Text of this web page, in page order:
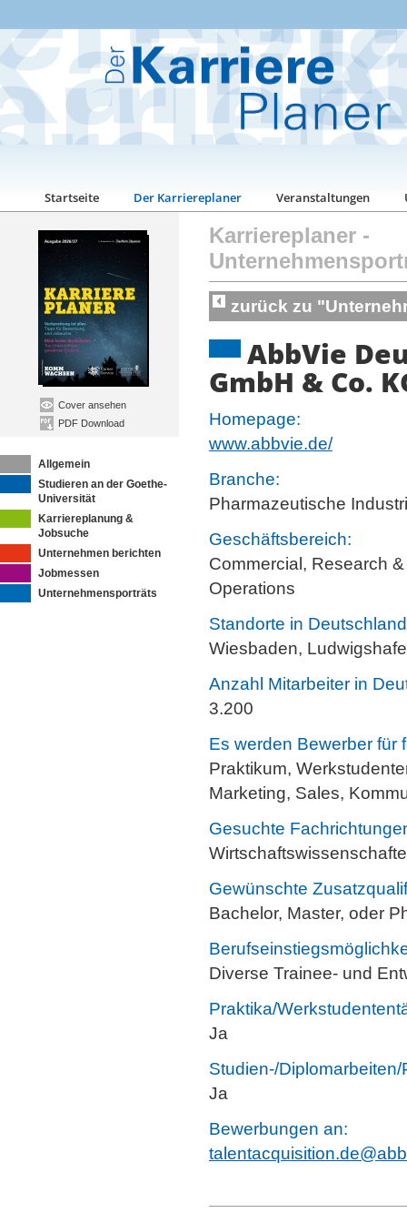
Startseite Der Karriereplaner Veranstaltungen
Cover ansehen
PDF Download
Allgemein
Studieren an der Goethe-
Universität
Karriereplanung &
Jobsuche
Unternehmen berichten
Jobmessen
Unternehmensporträts
Karriereplaner -
zurück zu
AbbVie
GmbH & Co.
Homepage:
www.abbvie.de/
Branche:
Pharmazeutische
Geschäftsbereich:
Commercial, Research
Operations
Standorte in
Wiesbaden,
Anzahl Mitarbeiter in
3.200
Es werden Bewerber für
Praktikum,
Marketing, Sales,
Gesuchte
Gewünschte
Bachelor, Master, oder
Diverse Trainee- und
Praktika/
Ja
Studien-/
Ja
Bewerbungen an: